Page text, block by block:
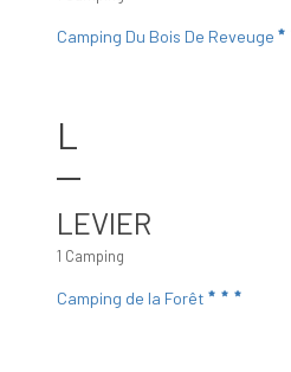
Camping Du Bois De Reveuge
L
LEVIER
1 Camping
Camping de la Forêt